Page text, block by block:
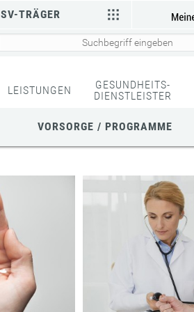
SV-TRÄGER
LEISTUNGEN
GESUNDHEITS-
DIENSTLEISTER
VORSORGE / PROGRAMME